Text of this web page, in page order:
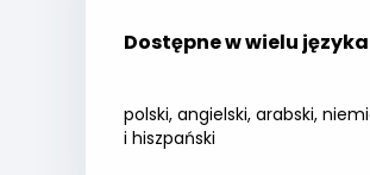
Dostępne w wielu
polski, angielski, arabski,
i hiszpański